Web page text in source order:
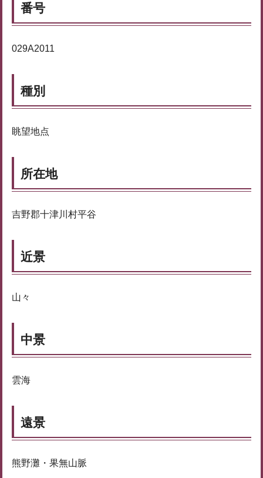
番号
029A2011
種別
眺望地点
所在地
吉野郡十津川村平谷
近景
山々
中景
雲海
遠景
熊野灘・果無山脈